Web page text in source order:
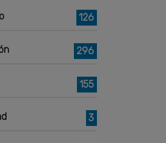
126
296
155
3